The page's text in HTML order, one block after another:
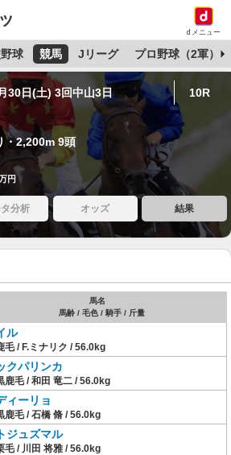
dメニュー
球 競馬 Jリーグ プロ野球（2軍）
30日(土) 3回中山3日 10R
・2,200m 9頭
円
分析 オッズ 結果
馬名
馬齢 / 毛色 / 騎手 / 斤量
ル
毛 / F.ミナリク / 56.0kg
クパリンカ
鹿毛 / 和田 竜二 / 56.0kg
ィーリョ
鹿毛 / 石橋 脩 / 56.0kg
ジュズマル
毛 / 川田 将雅 / 56.0kg